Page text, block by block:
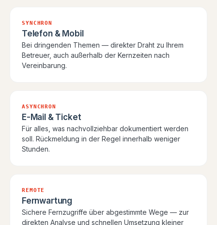
SYNCHRON
Telefon & Mobil
Bei dringenden Themen — direkter Draht zu Ihrem
Betreuer, auch außerhalb der Kernzeiten nach
Vereinbarung.
ASYNCHRON
E-Mail & Ticket
Für alles, was nachvollziehbar dokumentiert werden
soll. Rückmeldung in der Regel innerhalb weniger
Stunden.
REMOTE
Fernwartung
Sichere Fernzugriffe über abgestimmte Wege — zur
direkten Analyse und schnellen Umsetzung kleiner